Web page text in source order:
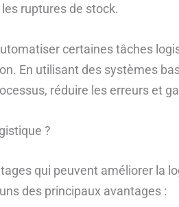
ruptures de stock.
certaines tâches
En utilisant des systèmes
réduire les erreurs et
?
qui peuvent améliorer la
des principaux avantages :